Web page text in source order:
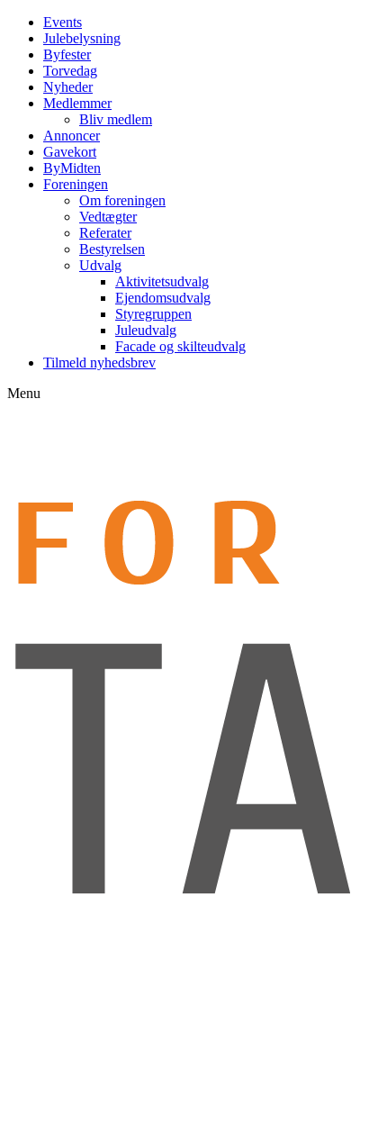
Events
Julebelysning
Byfester
Torvedag
Nyheder
Medlemmer
Bliv medlem
Annoncer
Gavekort
ByMidten
Foreningen
Om foreningen
Vedtægter
Referater
Bestyrelsen
Udvalg
Aktivitetsudvalg
Ejendomsudvalg
Styregruppen
Juleudvalg
Facade og skilteudvalg
Tilmeld nyhedsbrev
Menu